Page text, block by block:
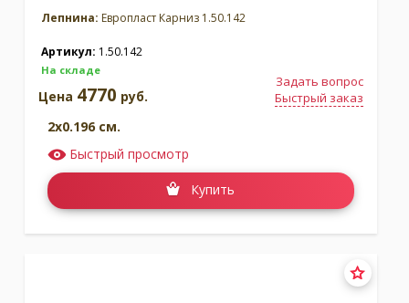
Лепнина: Европласт Карниз 1.50.142
Артикул: 1.50.142
На складе
Задать вопрос
Быстрый заказ
Цена 4770 руб.
2x0.196 см.
Быстрый просмотр
Купить